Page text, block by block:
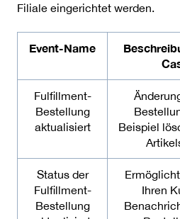
Filiale eingerichtet werden.
Event-Name
Fulfillment-
Bestellung
aktualisiert
Beispiel
Status der
Fulfillment-
Bestellung
Ihren